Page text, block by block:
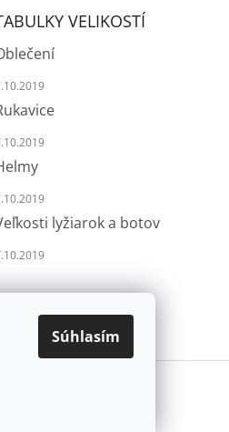
Súhlasím
VELIKOSTÍ
lyžiarok a botov